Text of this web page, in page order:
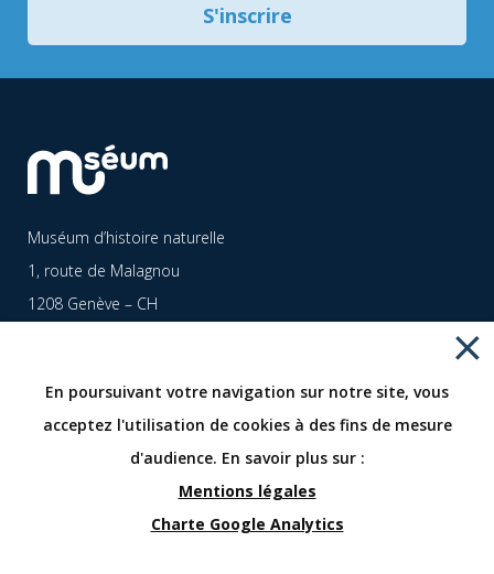
S'inscrire
Muséum d’histoire naturelle
1, route de Malagnou
1208 Genève – CH
www.museum-geneve.ch
info.museum@geneve.ch
En poursuivant votre navigation sur notre site, vous
acceptez l'utilisation de cookies à des fins de mesure
d'audience. En savoir plus sur :
Mentions légales
Charte Google Analytics